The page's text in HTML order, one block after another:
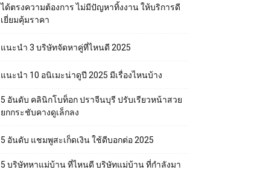
ได้ตรงความต้องการ ไม่มีปัญหาทิ้งงาน ให้บริการดี
เยี่ยมคุ้มราคา
แนะนำ 3 บริษัทจัดหาคู่ที่ไหนดี 2025
แนะนำ 10 อนิเมะน่าดูปี 2025 มีเรื่องไหนบ้าง
5 อันดับ คลินิกโบท็อก ปราจีนบุรี ปรับเรียวหน้าสวย
ยกกระชับคางดูเล็กลง
5 อันดับ แชมพูสะเก็ดเงิน ใช้ดีบอกต่อ 2025
5 บริษัทหาแม่บ้าน ที่ไหนดี บริษัทแม่บ้าน ที่กำลังมา